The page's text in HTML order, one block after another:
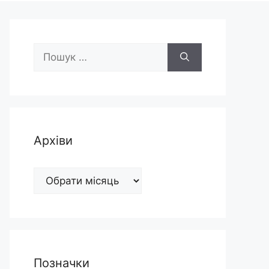
Пошук:
Архіви
Архіви
Позначки